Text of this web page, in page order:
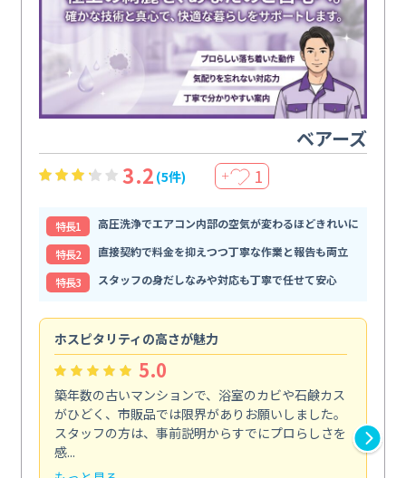
ベアーズ
3.2 (5件) ＋ 1
特⻑1
高圧洗浄でエアコン内部の空気が変わるほどきれいに
特⻑2
直接契約で料金を抑えつつ丁寧な作業と報告も両立
特⻑3
スタッフの身だしなみや対応も丁寧で任せて安心
ホスピタリティの高さが魅力
5.0
築年数の古いマンションで、浴室のカビや石鹸カス
がひどく、市販品では限界がありお願いしました。
スタッフの方は、事前説明からすでにプロらしさを
感...